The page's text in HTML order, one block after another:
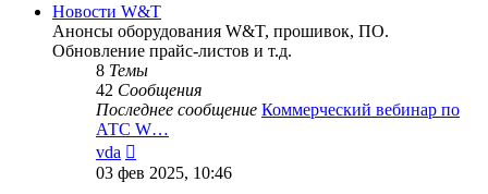
Новости W&T
Анонсы оборудования W&T, прошивок, ПО.
Обновление прайс-листов и т.д.
8 Темы
42 Сообщения
Последнее сообщение Коммерческий вебинар по
АТС W…
vda
к
последнему
03 фев 2025, 10:46